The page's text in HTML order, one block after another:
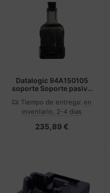
Datalogic 94A150105
soporte Soporte pasivo
Negro
Tiempo de entrega: en
inventario, 2-4 dias
235,89 €